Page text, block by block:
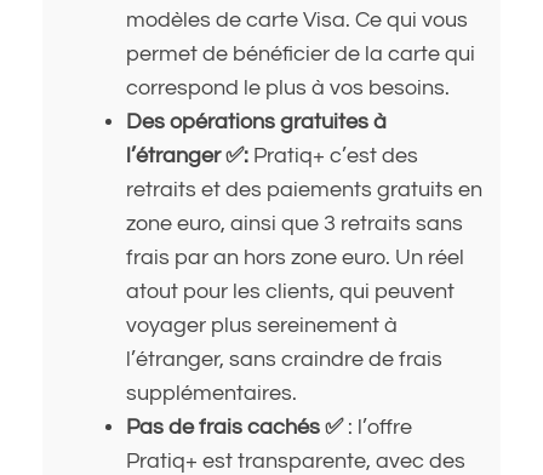
modèles de carte Visa. Ce qui vous
permet de bénéficier de la carte qui
correspond le plus à vos besoins.
Des opérations gratuites à
l’étranger ✅: Pratiq+ c’est des
retraits et des paiements gratuits en
zone euro, ainsi que 3 retraits sans
frais par an hors zone euro. Un réel
atout pour les clients, qui peuvent
voyager plus sereinement à
l’étranger, sans craindre de frais
supplémentaires.
Pas de frais cachés ✅ : l’offre
Pratiq+ est transparente, avec des